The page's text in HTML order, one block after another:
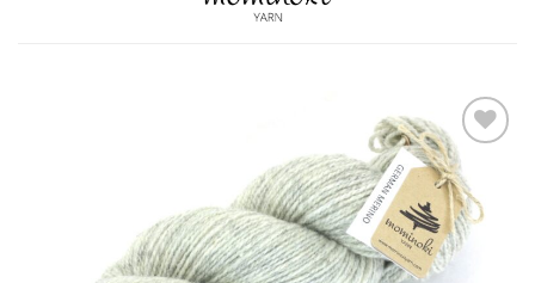
Add to
wishlist